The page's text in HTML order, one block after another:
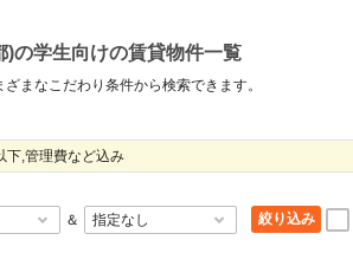
)の学生向けの賃貸物件一覧
まなこだわり条件から検索できます。
下,管理費など込み
＆ 絞り込み